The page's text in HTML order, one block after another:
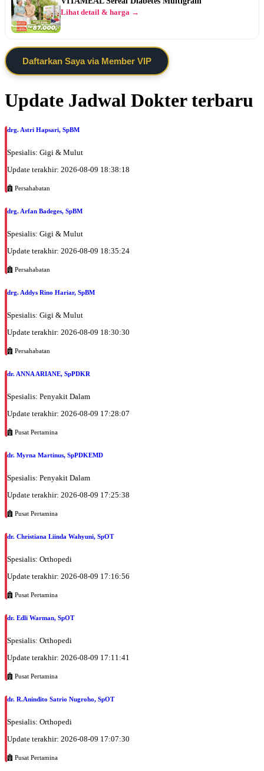
Lihat detail & harga →
Daftarkan Saya via Member VIP
Update Jadwal Dokter terbaru
drg. Astri Hapsari, SpBM
Spesialis: Gigi & Mulut
Update terakhir: 2026-08-09 18:38:18
Persahabatan
drg. Arfan Badeges, SpBM
Spesialis: Gigi & Mulut
Update terakhir: 2026-08-09 18:35:24
Persahabatan
drg. Addys Rino Hariar, SpBM
Spesialis: Gigi & Mulut
Update terakhir: 2026-08-09 18:30:30
Persahabatan
dr. ANNA ARIANE, SpPDKR
Spesialis: Penyakit Dalam
Update terakhir: 2026-08-09 17:28:07
Pusat Pertamina
dr. Myrna Martinus, SpPDKEMD
Spesialis: Penyakit Dalam
Update terakhir: 2026-08-09 17:25:38
Pusat Pertamina
dr. Christiana Liinda Wahyuni, SpOT
Spesialis: Orthopedi
Update terakhir: 2026-08-09 17:16:56
Pusat Pertamina
dr. Edli Warman, SpOT
Spesialis: Orthopedi
Update terakhir: 2026-08-09 17:11:41
Pusat Pertamina
dr. R.Anindito Satrio Nugroho, SpOT
Spesialis: Orthopedi
Update terakhir: 2026-08-09 17:07:30
Pusat Pertamina